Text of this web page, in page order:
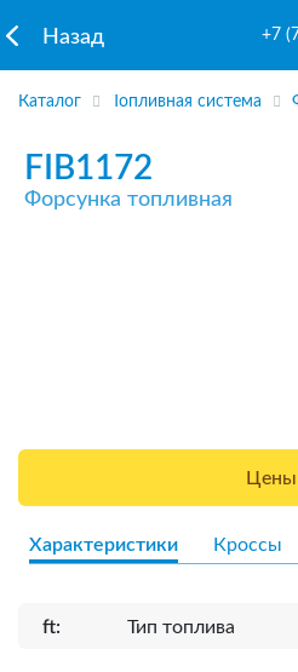
Назад +7
Каталог Топливная система
FIB1172
Форсунка топливная
Цены
Характеристики Кроссы
ft: Тип топлива